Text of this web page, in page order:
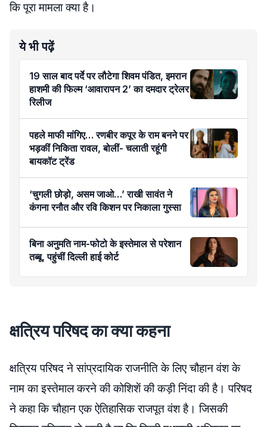
कि पूरा मामला क्या है।
ये भी पढ़ें
19 साल बाद पर्दे पर लौटेगा शिवम पंडित, इमरान
हाशमी की फिल्म ‘आवारापन 2’ का दमदार ट्रेलर
रिलीज
पहले माफी मांगिए… रणबीर कपूर के राम बनने पर
भड़कीं निकिता रावल, बोलीं- चलाती रहूंगी
बायकॉट ट्रेंड
‘चुगली छोड़ो, असम जाओ…’ राखी सावंत ने
कंगना रनौत और रवि किशन पर निकाला गुस्सा
बिना अनुमति नाम-फोटो के इस्तेमाल से परेशान
तब्बू, पहुंचीं दिल्ली हाई कोर्ट
क्षत्रिय परिषद का क्या कहना
क्षत्रिय परिषद ने सांप्रदायिक राजनीति के लिए चौहान वंश के
नाम का इस्तेमाल करने की कोशिशें की कड़ी निंदा की है। परिषद
ने कहा कि चौहान एक ऐतिहासिक राजपूत वंश है। जिसकी